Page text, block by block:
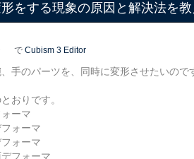
をする現象の原因と解決法を
で Cubism 3 Editor
、手のパーツを、同時に変形させたいの
おりです。
ーマ
ォーマ
ォーマ
ォーマ